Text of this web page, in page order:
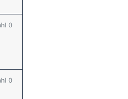
0
0